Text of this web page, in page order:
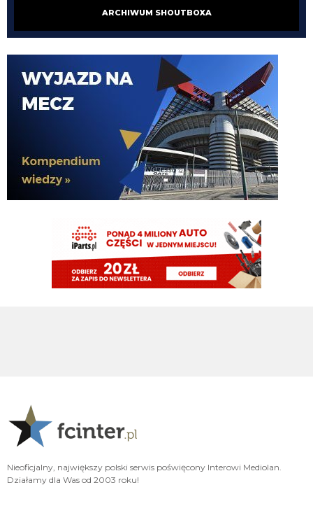
Romero kocha Inter, taka prawda.
Kredence 06.08.2026 14:43
I to wieczne umniejszanie Ausilio, typowy owczy pęd, a Ausilio wykonał dużo
świetnych ruchów
Cny 06.08.2026 14:40
czekam sobie na koniec okienka, nadzieja umiera ostatnia, ale na ten
moment ciężko o pozytywną ocenę mercato
poza tym jest duży rozdźwięk między obietnicami i planami a realnymi
efektami... do tego drużyna która ma zdobyć tego mistrza to nadal ekipa
zbudowana przez Marotte (z pomocą Ałzyljo) jeszcze za Suning.
ale chyba mierzymy w coś innego tniz tylko liga
Kredence
06.08.2026 14:30
Rola dyrektora jest przede wszystkim budowa zespołu, a nasi dyrektorzy są w
tym bardzo dobrzy. Co roku narzekanie na mercato - z pewnością częściowo
Cny
kolejny wymykający się transfer to zapewne wina Oaktree
chociaż ta niemożność sprzedania niechcianych piłkarzy mogłaby
zastanawiać co poniektórych
ARCHIWUM SHOUTBOXA
Nieoficjalny, największy polski serwis poświęcony Interowi Mediolan.
Działamy dla Was od 2003 roku!